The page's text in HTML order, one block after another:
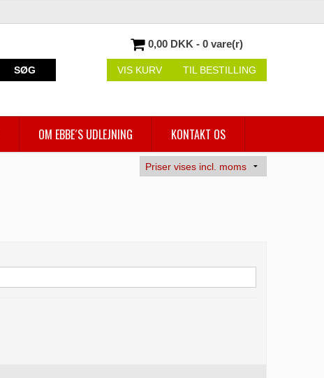
SØG
0,00 DKK - 0 vare(r)
VIS KURV TIL BESTILLING
OM EBBE´S UDLEJNING KONTAKT OS